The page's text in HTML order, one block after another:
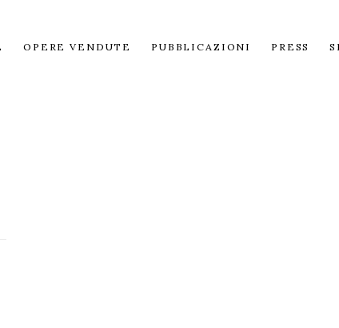
OPERE VENDUTE PUBBLICAZIONI PRESS